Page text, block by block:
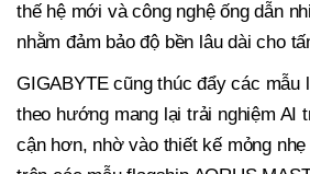
thế hệ mới và công nghệ ống dẫn
nhằm đảm bảo độ bền lâu dài cho
GIGABYTE cũng thúc đẩy các mẫu
theo hướng mang lại trải nghiệm AI
cận hơn, nhờ vào thiếtkế mỏng nhẹ